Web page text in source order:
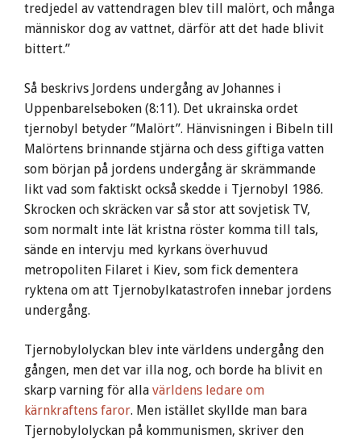
tredjedel av vattendragen blev till malört, och många
människor dog av vattnet, därför att det hade blivit
bittert.”
Så beskrivs Jordens undergång av Johannes i
Uppenbarelseboken (8:11). Det ukrainska ordet
tjernobyl betyder ”Malört”. Hänvisningen i Bibeln till
Malörtens brinnande stjärna och dess giftiga vatten
som början på jordens undergång är skrämmande
likt vad som faktiskt också skedde i Tjernobyl 1986.
Skrocken och skräcken var så stor att sovjetisk TV,
som normalt inte lät kristna röster komma till tals,
sände en intervju med kyrkans överhuvud
metropoliten Filaret i Kiev, som fick dementera
ryktena om att Tjernobylkatastrofen innebar jordens
undergång.
Tjernobylolyckan blev inte världens undergång den
gången, men det var illa nog, och borde ha blivit en
skarp varning för alla världens ledare om
kärnkraftens faror. Men istället skyllde man bara
Tjernobylolyckan på kommunismen, skriver den